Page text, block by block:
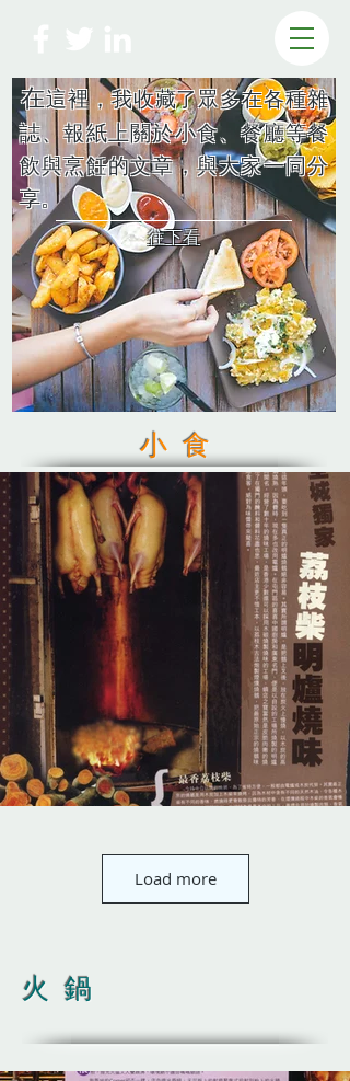
​在這裡，我收藏了眾多在各種雜
誌、報紙上關於小食、餐廳等餐
飲與烹飪的文章，與大家一同分
享。
​往下看
小 食
Load more
火 鍋